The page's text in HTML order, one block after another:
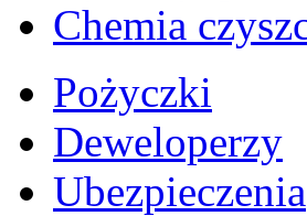
Chemia
Pożyczki
Deweloperzy
Ubezpieczenia